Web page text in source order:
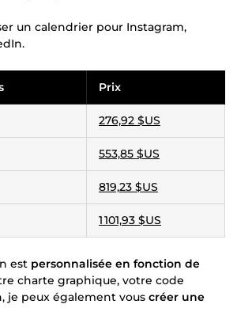
un calendrier pour Instagram,
Prix
276,92 $US
553,85 $US
819,23 $US
1 101,93 $US
est personnalisée en fonction de
charte graphique, votre code
je peux également vous créer une